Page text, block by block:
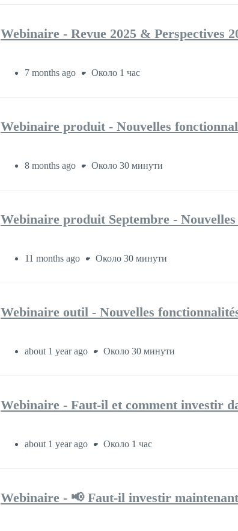
Webinaire - Revue 2025 & Perspectives
7 months ago Около 1 час
Webinaire produit - Nouvelles
8 months ago Около 30 минути
Webinaire produit Septembre -
11 months ago Около 30 минути
Webinaire outil - Nouvelles
about 1 year ago Около 30 минути
Webinaire - Faut-il et comment investir
about 1 year ago Около 1 час
Webinaire - 📢 Faut-il investir